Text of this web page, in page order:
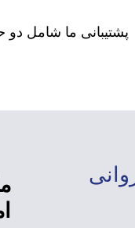
پشتیبانی ما شامل